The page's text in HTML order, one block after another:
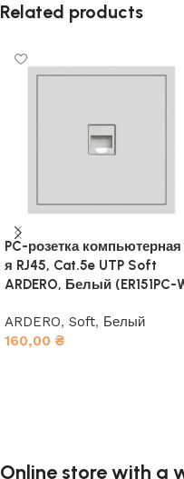
Related products
PC-розетка компьютерная
я RJ45, Cat.5e UTP Soft
ARDERO, Белый (ER151PC-
ARDERO, Soft, Белый
160,00 ₴
Online store with a